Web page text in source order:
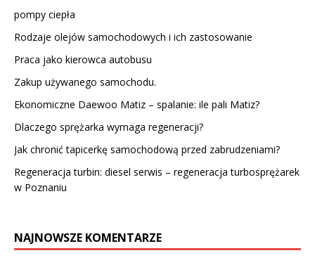
pompy ciepła
Rodzaje olejów samochodowych i ich zastosowanie
Praca jako kierowca autobusu
Zakup używanego samochodu.
Ekonomiczne Daewoo Matiz – spalanie: ile pali Matiz?
Dlaczego sprężarka wymaga regeneracji?
Jak chronić tapicerkę samochodową przed zabrudzeniami?
Regeneracja turbin: diesel serwis – regeneracja turbosprężarek
w Poznaniu
NAJNOWSZE KOMENTARZE